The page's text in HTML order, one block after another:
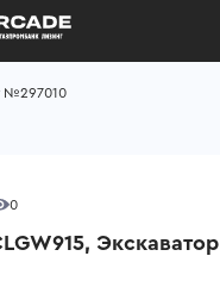
№297010
0
Экскаватор